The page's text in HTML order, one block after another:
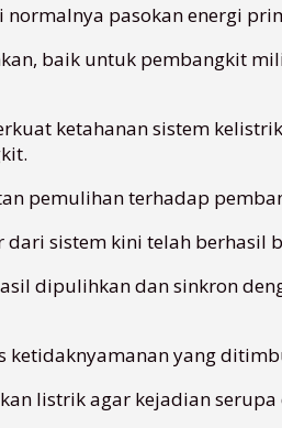
pasokan energi
baik untuk pembangkit
ketahanan sistem
pemulihan terhadap
sistem kini telah
dipulihkan dan sinkron
yang
listrik agar kejadian